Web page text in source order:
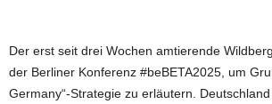
Der erst seit drei Wochen amtierende
der Berliner Konferenz #beBETA2025, um
Germany“-Strategie zu erläutern.